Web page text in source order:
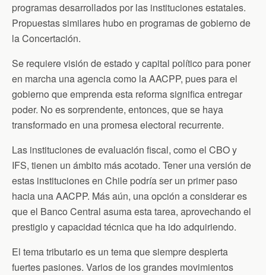
programas desarrollados por las instituciones estatales.
Propuestas similares hubo en programas de gobierno de
la Concertación.
Se requiere visión de estado y capital político para poner
en marcha una agencia como la AACPP, pues para el
gobierno que emprenda esta reforma significa entregar
poder. No es sorprendente, entonces, que se haya
transformado en una promesa electoral recurrente.
Las instituciones de evaluación fiscal, como el CBO y
IFS, tienen un ámbito más acotado. Tener una versión de
estas instituciones en Chile podría ser un primer paso
hacia una AACPP. Más aún, una opción a considerar es
que el Banco Central asuma esta tarea, aprovechando el
prestigio y capacidad técnica que ha ido adquiriendo.
El tema tributario es un tema que siempre despierta
fuertes pasiones. Varios de los grandes movimientos